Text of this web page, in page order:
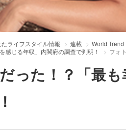
ライフスタイル情報 連載
World Trend
感じる年収」内閣府の調査で判明！
フォ
った！？「最